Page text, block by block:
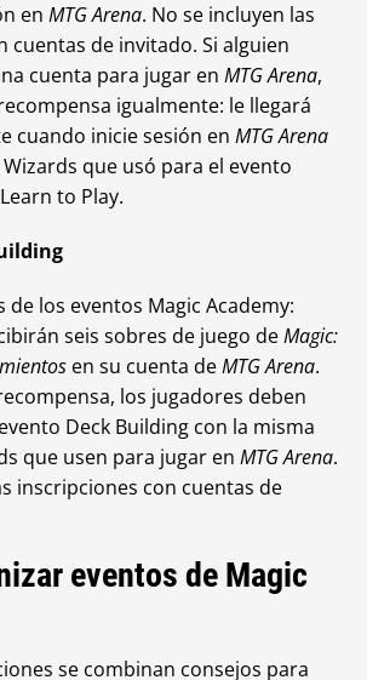
en MTG Arena. No se incluyen las
cuentas de invitado. Si alguien
cuenta para jugar en MTG Arena,
igualmente: le llegará
cuando inicie sesión en MTG Arena
que usó para el evento
to Play.
de los eventos Magic Academy:
seis sobres de juego deMagic:
en su cuenta deMTG Arena.
los jugadores deben
Deck Building con la misma
que usen para jugar en MTG Arena.
inscripciones con cuentas de
eventos de Magic
se combinan consejos para